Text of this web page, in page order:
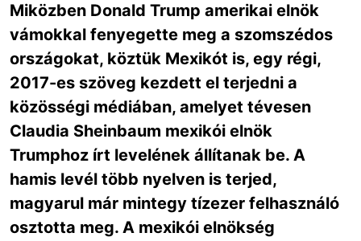
Miközben Donald Trump amerikai elnök
vámokkal fenyegette meg a szomszédos
országokat, köztük Mexikót is, egy régi,
2017-es szöveg kezdett el terjedni a
közösségi médiában, amelyet tévesen
Claudia Sheinbaum mexikói elnök
Trumphoz írt levelének állítanak be. A
hamis levél több nyelven is terjed,
magyarul már mintegy tízezer felhasználó
osztotta meg. A mexikói elnökség